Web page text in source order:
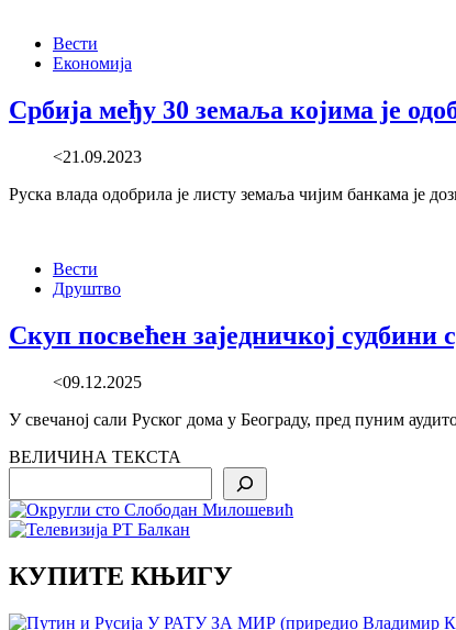
Вести
Економија
Србија међу 30 земаља којима је
<21.09.2023
Руска влада одобрила је листу земаља чијим банкама
Вести
Друштво
Скуп посвећен заједничкој
<09.12.2025
У свечаној сали Руског дома у Београду, пред пуним
ВЕЛИЧИНА ТЕКСТА
КУПИТЕ КЊИГУ